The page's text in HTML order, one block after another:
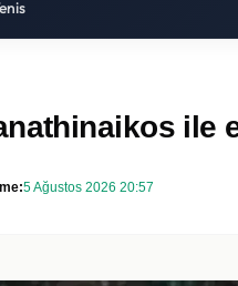
ile
5 Ağustos 2026 20:57